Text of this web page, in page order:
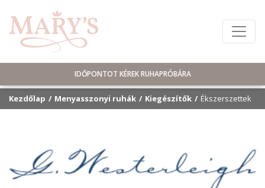
IDŐPONTOT KÉREK RUHAPRÓBÁRA
Kezdőlap Menyasszonyi ruhák Kiegészítők Ékszerszettek